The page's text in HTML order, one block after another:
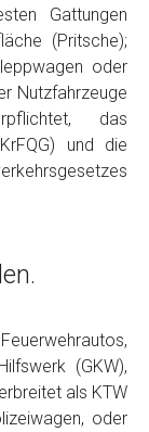
Gattungen
(Pritsche);
oder
Nutzfahrzeuge
das
und die
(GKW),
als KTW
oder